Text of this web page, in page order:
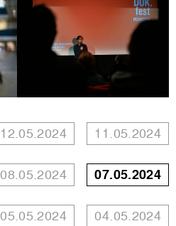
12.05.2024 11.05.2024
08.05.2024 07.05.2024
05.05.2024 04.05.2024